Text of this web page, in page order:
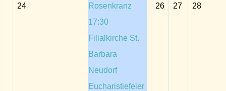
24
Rosenkranz
17:30
Filialkirche St.
Barbara
Neudorf
Eucharistiefeier
26 27 28